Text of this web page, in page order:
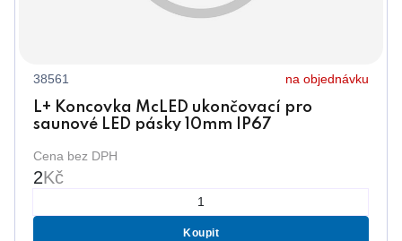
38561 na objednávku
L+ Koncovka McLED ukončovací pro
saunové LED pásky 10mm IP67
Cena bez DPH
2Kč
Koupit